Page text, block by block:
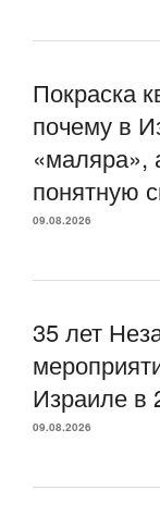
Покраска
почему в
«маляра»,
понятную
09.08.2026
35 лет
Израиле в
09.08.2026